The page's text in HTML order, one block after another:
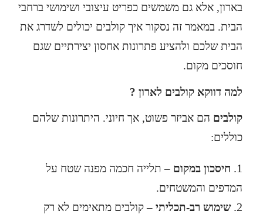
בארון, אלא גם משמשים כפריט עיצובי ושימושי ברחבי
הבית. במאמר זה נסקור איך קולבים יכולים לשדרג את
הבית שלכם ולהציע פתרונות אחסון יצירתיים שגם
חוסכים מקום.
למה דווקא קולבים לארון ?
קולבים הם אביזר פשוט, אך חיוני. היתרונות שלהם
כוללים:
חיסכון במקום – תלייה חכמה מפנה שטח על
המדפים והמשטחים.
שימוש רב-תכליתי – קולבים מתאימים לא רק